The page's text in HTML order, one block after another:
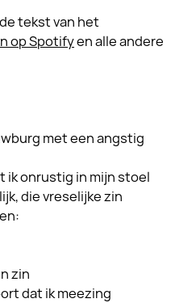
tekst van het
op Spotifyen alle andere
met een angstig
ik onrustig in mijn stoel
die vreselijke zin
zin
dat ik meezing